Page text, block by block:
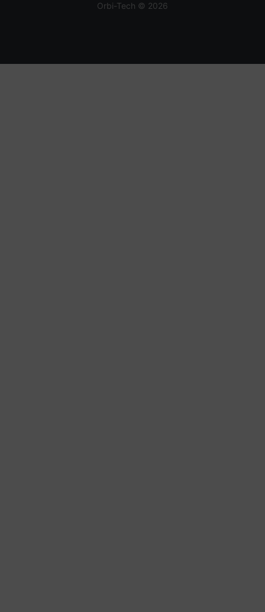
Orbi-Tech © 2026